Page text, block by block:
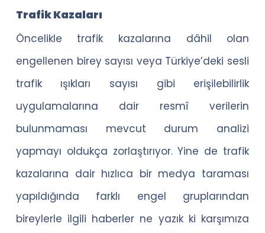
Trafik Kazaları
Öncelikle trafik kazalarına dâhil olan
engellenen birey sayısı veya Türkiye’deki sesli
trafik ışıkları sayısı gibi erişilebilirlik
uygulamalarına dair resmî verilerin
bulunmaması mevcut durum analizi
yapmayı oldukça zorlaştırıyor. Yine de trafik
kazalarına dair hızlıca bir medya taraması
yapıldığında farklı engel gruplarından
bireylerle ilgili haberler ne yazık ki karşımıza